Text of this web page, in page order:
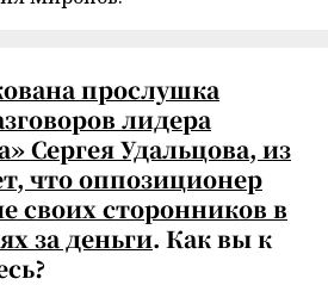
прослушка
лидера
Сергея Удальцова, из
что оппозиционер
своих сторонников в
за деньги. Как вы к